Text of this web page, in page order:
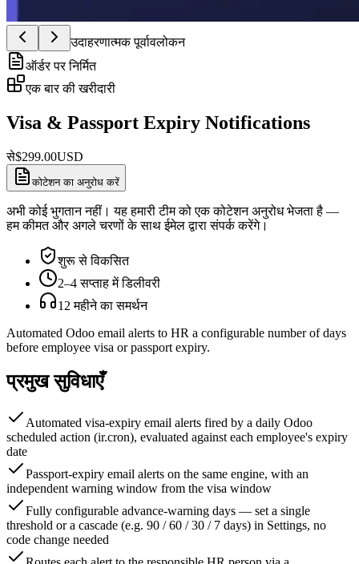
उदाहरणात्मक पूर्वावलोकन
ऑर्डर पर निर्मित
एक बार की खरीदारी
Visa & Passport Expiry Notifications
से$299.00USD
कोटेशन का अनुरोध करें
अभी कोई भुगतान नहीं। यह हमारी टीम को एक कोटेशन अनुरोध भेजता है —
हम कीमत और अगले चरणों के साथ ईमेल द्वारा संपर्क करेंगे।
शुरू से विकसित
2–4 सप्ताह में डिलीवरी
12 महीने का समर्थन
Automated Odoo email alerts to HR a configurable number of days
before employee visa or passport expiry.
प्रमुख सुविधाएँ
Automated visa-expiry email alerts fired by a daily Odoo
scheduled action (ir.cron), evaluated against each employee's expiry
date
Passport-expiry email alerts on the same engine, with an
independent warning window from the visa window
Fully configurable advance-warning days — set a single
threshold or a cascade (e.g. 90 / 60 / 30 / 7 days) in Settings, no
code change needed